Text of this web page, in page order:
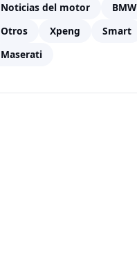
Noticias del motor
BMW
Otros
Xpeng
Smart
Maserati